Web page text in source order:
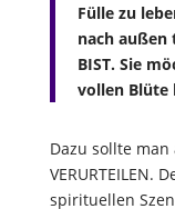
Fülle zu
nach außen
BIST. Sie
vollen Blüte
Dazu sollte
VERURTEILEN.
spirituellen